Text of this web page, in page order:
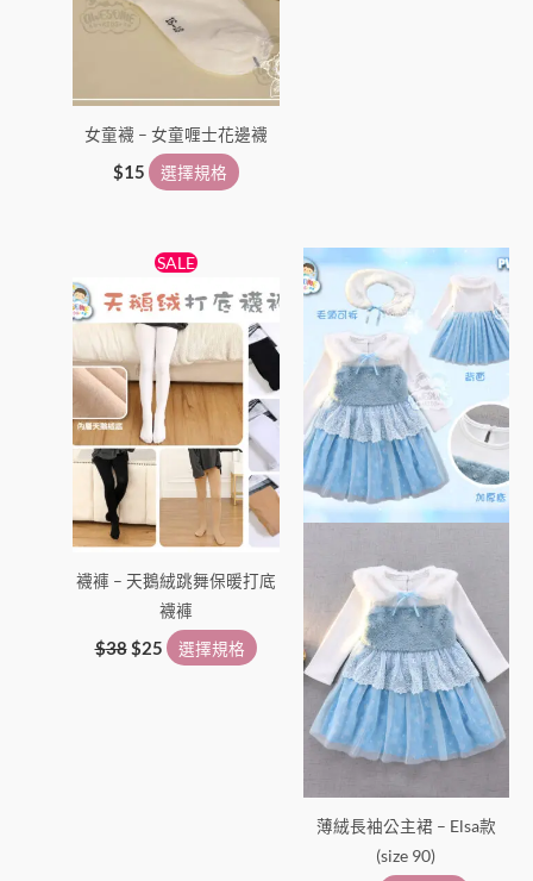
女童襪 – 女童喱士花邊襪
$15 選擇規格
擇
項
SALE
襪褲 – 天鵝絨跳舞保暖打底
襪褲
$38
價
格：
$38。
$25
目
前
價
格：
$25。
選擇規格
產
品
有
多
種
款
式。
可
在
品
面
薄絨長袖公主裙 – Elsa款
(size 90)
產
品
有
多
種
款
式。
可
在
頁
面
選
擇
選